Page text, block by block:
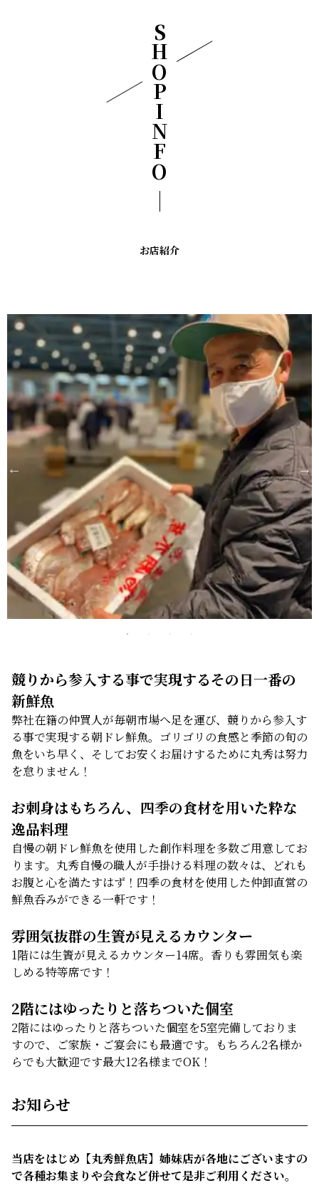
SHOPINFO
お店紹介
競りから参入する事で実現するその日一番の
新鮮魚
弊社在籍の仲買人が毎朝市場へ足を運び、競りから参入す
る事で実現する朝ドレ鮮魚。ゴリゴリの食感と季節の旬の
魚をいち早く、そしてお安くお届けするために丸秀は努力
を怠りません！
お刺身はもちろん、四季の食材を用いた粋な
逸品料理
自慢の朝ドレ鮮魚を使用した創作料理を多数ご用意してお
ります。丸秀自慢の職人が手掛ける料理の数々は、どれも
お腹と心を満たすはず！四季の食材を使用した仲卸直営の
鮮魚呑みができる一軒です！
雰囲気抜群の生簀が見えるカウンター
1階には生簀が見えるカウンター14席。香りも雰囲気も楽
しめる特等席です！
2階にはゆったりと落ちついた個室
2階にはゆったりと落ちついた個室を5室完備しておりま
すので、ご家族・ご宴会にも最適です。もちろん2名様か
らでも大歓迎です最大12名様までOK！
お知らせ
当店をはじめ【丸秀鮮魚店】姉妹店が各地にございますの
で各種お集まりや会食など併せて是非ご利用ください。